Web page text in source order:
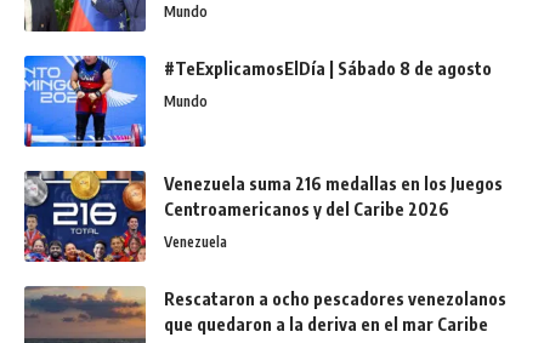
Mundo
#TeExplicamosElDía | Sábado 8 de agosto
Mundo
Venezuela suma 216 medallas en los Juegos
Centroamericanos y del Caribe 2026
Venezuela
Rescataron a ocho pescadores venezolanos
que quedaron a la deriva en el mar Caribe